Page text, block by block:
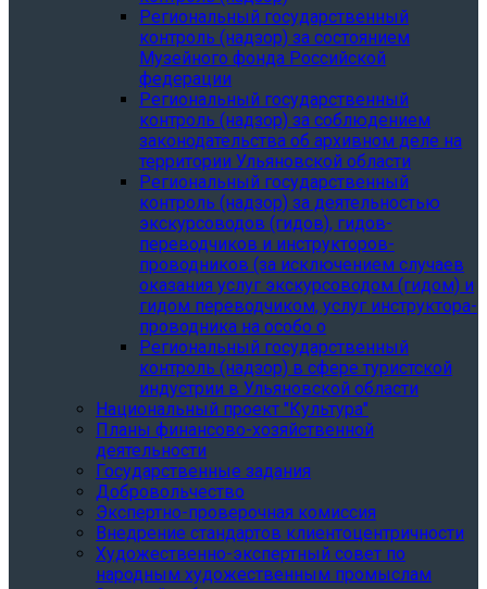
Региональный государственный
контроль (надзор) за состоянием
Музейного фонда Российской
федерации
Региональный государственный
контроль (надзор) за соблюдением
законодательства об архивном деле на
территории Ульяновской области
Региональный государственный
контроль (надзор) за деятельностью
экскурсоводов (гидов), гидов-
переводчиков и инструкторов-
проводников (за исключением случаев
оказания услуг экскурсоводом (гидом) и
гидом переводчиком, услуг инструктора-
проводника на особо о
Региональный государственный
контроль (надзор) в сфере туристской
индустрии в Ульяновской области
Национальный проект "Культура"
Планы финансово-хозяйственной
деятельности
Государственные задания
Добровольчество
Экспертно-проверочная комиссия
Внедрение стандартов клиентоцентричности
Художественно-экспертный совет по
народным художественным промыслам